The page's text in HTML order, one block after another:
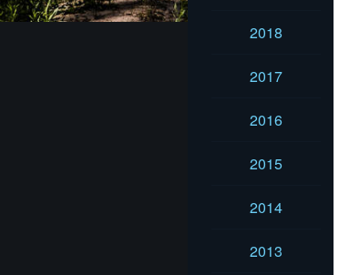
2018
2017
2016
2015
2014
2013